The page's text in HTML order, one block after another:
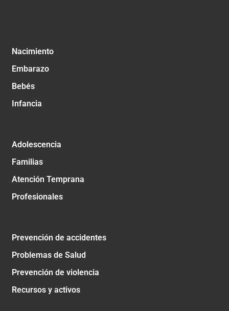
Nacimiento
Embarazo
Bebés
Infancia
Adolescencia
Familias
Atención Temprana
Profesionales
Prevención de accidentes
Problemas de Salud
Prevención de violencia
Recursos y activos